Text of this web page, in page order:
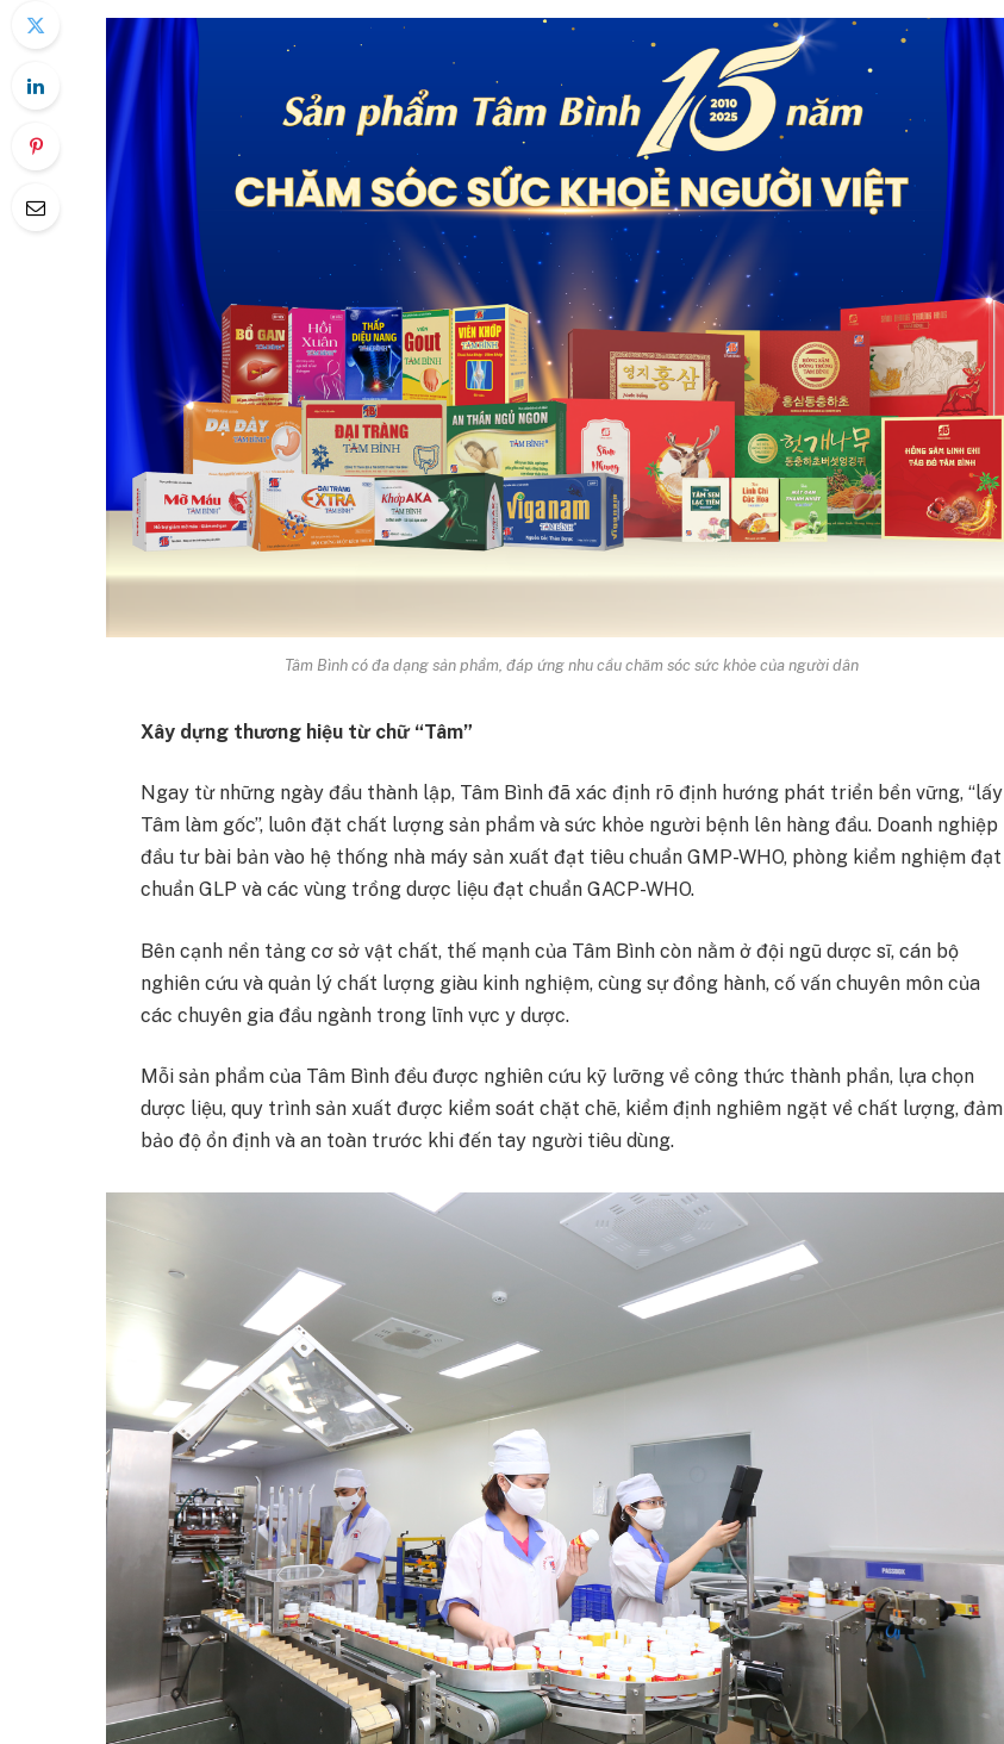
Tâm Bình có đa dạng sản phẩm, đáp ứng nhu cầu chăm sóc sức khỏe của người dân
Xây dựng thương hiệu từ chữ “Tâm”
Ngay từ những ngày đầu thành lập, Tâm Bình đã xác định rõ định hướng phát triển bền vững, “lấy
Tâm làm gốc”, luôn đặt chất lượng sản phẩm và sức khỏe người bệnh lên hàng đầu. Doanh nghiệp
đầu tư bài bản vào hệ thống nhà máy sản xuất đạt tiêu chuẩn GMP-WHO, phòng kiểm nghiệm đạt
chuẩn GLP và các vùng trồng dược liệu đạt chuẩn GACP-WHO.
Bên cạnh nền tảng cơ sở vật chất, thế mạnh của Tâm Bình còn nằm ở đội ngũ dược sĩ, cán bộ
nghiên cứu và quản lý chất lượng giàu kinh nghiệm, cùng sự đồng hành, cố vấn chuyên môn của
các chuyên gia đầu ngành trong lĩnh vực y dược.
Mỗi sản phẩm của Tâm Bình đều được nghiên cứu kỹ lưỡng về công thức thành phần, lựa chọn
dược liệu, quy trình sản xuất được kiểm soát chặt chẽ, kiểm định nghiêm ngặt về chất lượng, đảm
bảo độ ổn định và an toàn trước khi đến tay người tiêu dùng.